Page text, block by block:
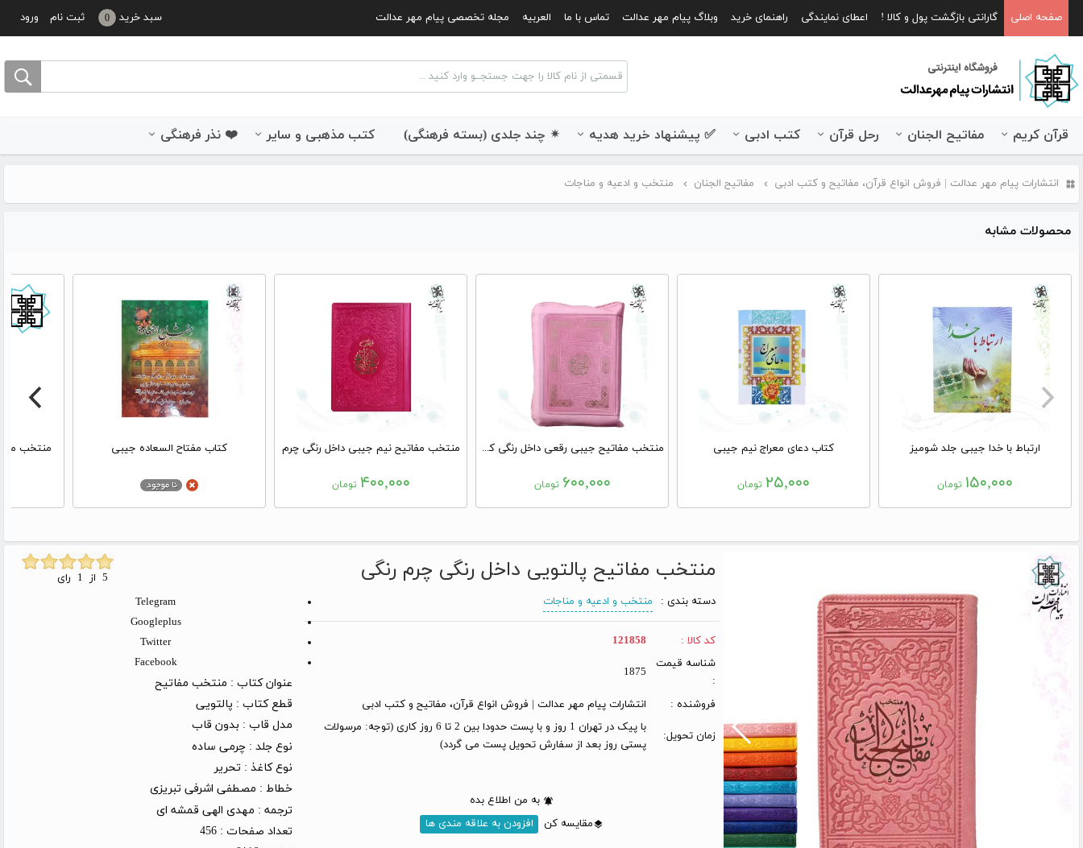
ورود ثبت نام سبد خرید 0 صفحه اصلی گارانتی بازگشت پول و کالا ! اعطای نمایندگی راهنمای خرید وبلاگ پیام مهر عدالت تماس با ما العربیه مجله تخصصی پیام مهر عدالت
قرآن کریم مفاتیح الجنان رحل قرآن کتب ادبی ✅ پیشنهاد خرید هدیه ✴ چند جلدی (بسته فرهنگی) کتب مذهبی و سایر ❤️ نذر فرهنگی
انتشارات پیام مهر عدالت | فروش انواع قرآن، مفاتیح و کتب ادبی مفاتیح الجنان منتخب و ادعیه و مناجات
محصولات مشابه
ارتباط با خدا جیبی جلد شومیز
۱۵۰,۰۰۰ تومان
کتاب دعای معراج نیم جیبی
۲۵,۰۰۰ تومان
منتخب مفاتیح جیبی رقعی داخل رنگی کیفی زیپی
۶۰۰,۰۰۰ تومان
منتخب مفاتیح نیم جیبی داخل رنگی چرم
۴۰۰,۰۰۰ تومان
کتاب مفتاح السعاده جیبی منتخب
منتخب مفاتیح پالتویی داخل رنگی چرم رنگی
دسته بندی :
منتخب و ادعیه و مناجات
کد کالا :
121858
شناسه قیمت
:
1875
فروشنده : انتشارات پیام مهر عدالت | فروش انواع قرآن، مفاتیح و کتب ادبی
زمان تحویل:
با پیک در تهران 1 روز و با پست حدودا بین 2 تا 6 روز کاری (توجه: مرسولات
پستی روز بعد از سفارش تحویل پست می گردد)
به من اطلاع بده
مقایسه کن
افزودن به علاقه مندی ها
Telegram
Googleplus
Twitter
Facebook
عنوان کتاب : منتخب مفاتیح
قطع کتاب : پالتویی
مدل قاب : بدون قاب
نوع جلد :چرمی ساده
نوع کاغذ : تحریر
خطاط : مصطفی اشرفی تبریزی
ترجمه : مهدی الهی قمشه ای
تعداد صفحات :456